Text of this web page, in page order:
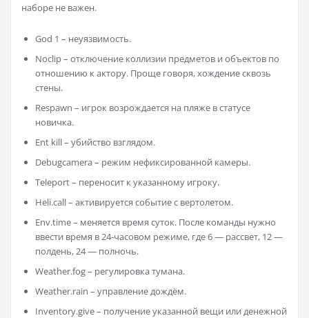
наборе не важен.
God 1 – неуязвимость.
Noclip – отключение коллизии предметов и объектов по
отношению к актору. Проще говоря, хождение сквозь
стены.
Respawn – игрок возрождается на пляже в статусе
новичка.
Ent kill – убийство взглядом.
Debugcamera – режим нефиксированной камеры.
Teleport – переносит к указанному игроку.
Heli.call – активируется событие с вертолетом.
Env.time – меняется время суток. После команды нужно
ввести время в 24-часовом режиме, где 6 — рассвет, 12 —
полдень, 24 — полночь.
Weather.fog – регулировка тумана.
Weather.rain – управление дождём.
Inventory.give – получение указанной вещи или денежной